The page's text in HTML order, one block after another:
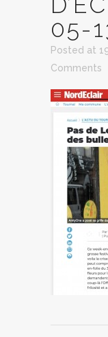
05-
Posted at
Comments